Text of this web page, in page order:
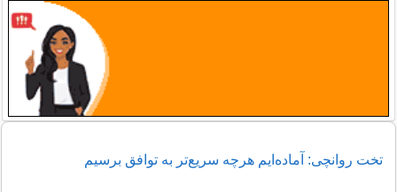
تخت روانچی: آماده‌ایم هرچه سریع‌تر به توافق برسیم